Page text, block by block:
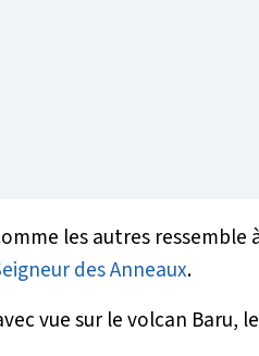
les autres ressemble
des Anneaux.
vue sur le volcan Baru,